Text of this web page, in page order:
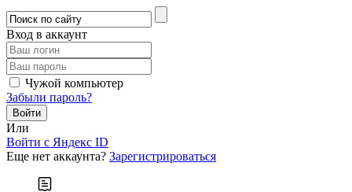
Вход в аккаунт
Чужой компьютер
Забыли пароль?
Или
Войти c Яндекс ID
Еще нет аккаунта? Зарегистрироваться